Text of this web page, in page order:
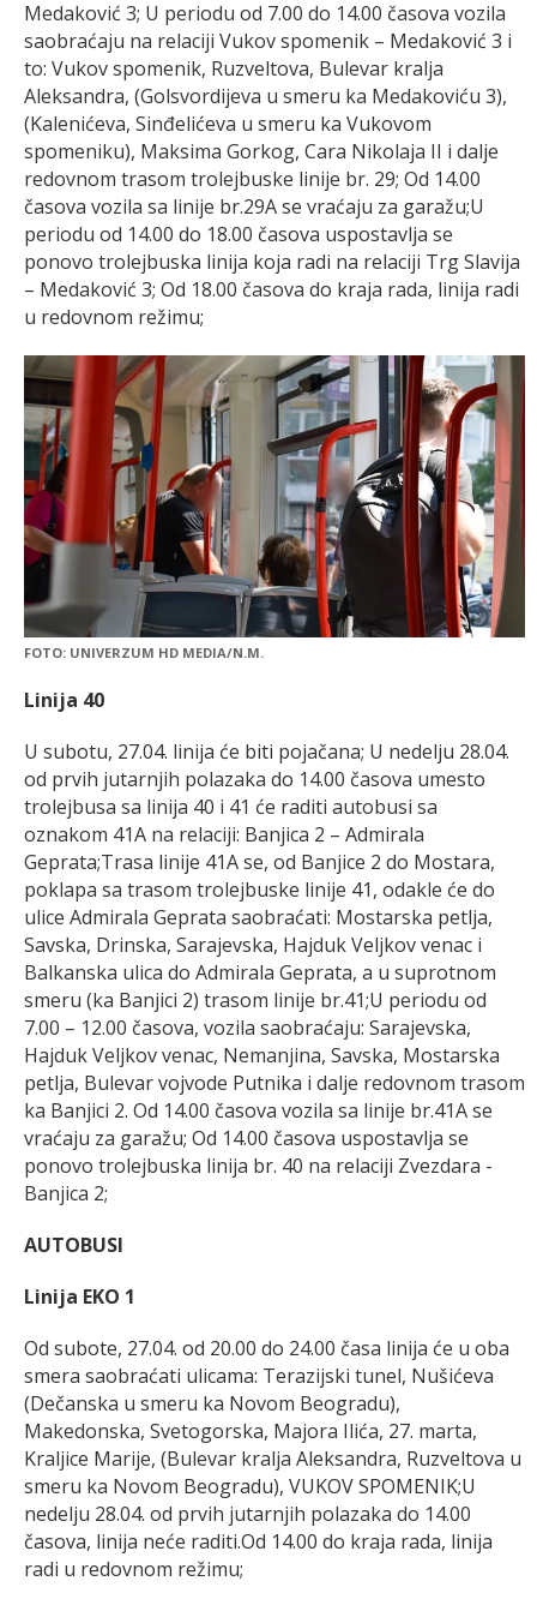
Medaković 3; U periodu od 7.00 do 14.00 časova vozila
saobraćaju na relaciji Vukov spomenik – Medaković 3 i
to: Vukov spomenik, Ruzveltova, Bulevar kralja
Aleksandra, (Golsvordijeva u smeru ka Medakoviću 3),
(Kalenićeva, Sinđelićeva u smeru ka Vukovom
spomeniku), Maksima Gorkog, Cara Nikolaja II i dalje
redovnom trasom trolejbuske linije br. 29; Od 14.00
časova vozila sa linije br.29A se vraćaju za garažu;U
periodu od 14.00 do 18.00 časova uspostavlja se
ponovo trolejbuska linija koja radi na relaciji Trg Slavija
– Medaković 3; Od 18.00 časova do kraja rada, linija radi
u redovnom režimu;
FOTO: UNIVERZUM HD MEDIA/N.M.
Linija 40
U subotu, 27.04. linija će biti pojačana; U nedelju 28.04.
od prvih jutarnjih polazaka do 14.00 časova umesto
trolejbusa sa linija 40 i 41 će raditi autobusi sa
oznakom 41A na relaciji: Banjica 2 – Admirala
Geprata;Trasa linije 41A se, od Banjice 2 do Mostara,
poklapa sa trasom trolejbuske linije 41, odakle će do
ulice Admirala Geprata saobraćati: Mostarska petlja,
Savska, Drinska, Sarajevska, Hajduk Veljkov venac i
Balkanska ulica do Admirala Geprata, a u suprotnom
smeru (ka Banjici 2) trasom linije br.41;U periodu od
7.00 – 12.00 časova, vozila saobraćaju: Sarajevska,
Hajduk Veljkov venac, Nemanjina, Savska, Mostarska
petlja, Bulevar vojvode Putnika i dalje redovnom trasom
ka Banjici 2. Od 14.00 časova vozila sa linije br.41A se
vraćaju za garažu; Od 14.00 časova uspostavlja se
ponovo trolejbuska linija br. 40 na relaciji Zvezdara -
Banjica 2;
AUTOBUSI
Linija EKO 1
Od subote, 27.04. od 20.00 do 24.00 časa linija će u oba
smera saobraćati ulicama: Terazijski tunel, Nušićeva
(Dečanska u smeru ka Novom Beogradu),
Makedonska, Svetogorska, Majora Ilića, 27. marta,
Kraljice Marije, (Bulevar kralja Aleksandra, Ruzveltova u
smeru ka Novom Beogradu), VUKOV SPOMENIK;U
nedelju 28.04. od prvih jutarnjih polazaka do 14.00
časova, linija neće raditi.Od 14.00 do kraja rada, linija
radi u redovnom režimu;